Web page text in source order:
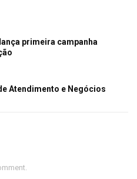
primeira campanha
Atendimento e Negócios